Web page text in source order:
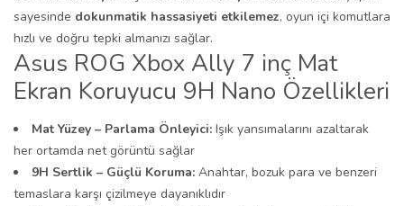
sayesinde dokunmatik hassasiyeti etkilemez, oyun içi komutlara
hızlı ve doğru tepki almanızı sağlar.
Asus ROG Xbox Ally 7 inç Mat
Ekran Koruyucu 9H Nano Özellikleri
Mat Yüzey – Parlama Önleyici: Işık yansımalarını azaltarak
her ortamda net görüntü sağlar
9H Sertlik – Güçlü Koruma: Anahtar, bozuk para ve benzeri
temaslara karşı çizilmeye dayanıklıdır